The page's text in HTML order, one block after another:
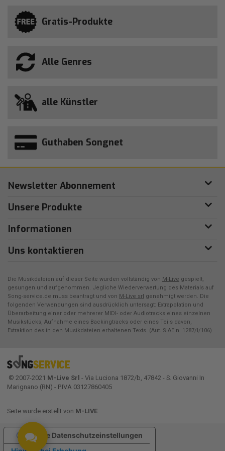
Gratis-Produkte
Alle Genres
alle Künstler
Guthaben Songnet
Newsletter Abonnement
Unsere Produkte
Informationen
Uns kontaktieren
Die Musikdateien auf dieser Seite wurden vollständig von M-Live gespielt,
gesungen und aufgenommen. Jegliche Wiederverwertung des Materials auf
Song-service.de muss beantragt und von M-Live srl genehmigt werden. Die
folgenden Verwendungen sind ausdrücklich untersagt: Extrapolation und
Überarbeitung einer oder mehrerer MIDI- oder Audiotracks eines einzelnen
Musikstücks, Aufnahme eines Backingtracks oder eines Teils davon,
Extraktion des in den Musikdateien erhaltenen Texts. (Aut. SIAE n. 1287/I/106)
© 2007-2021 M-Live Srl - Via Luciona 1872/b, 47842 - S. Giovanni In
Marignano (RN) - P.IVA 03127860405
Seite wurde erstellt von M-LIVE
Ihre Datenschutzeinstellungen